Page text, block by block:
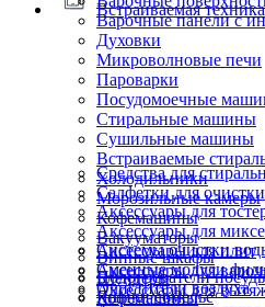
Встраиваемая техника
Варочные панели с
Духовки
Микроволновые печи
Пароварки
Посудомоечные
Стиральные машины
Сушильные машины
Встраиваемые
Холодильники
Морозильные камеры
Кофемашины
Вакууматоры
Винные шкафы
Подогреватели
Ящики сомелье
Блендеры
Кофемашины
Очистители воздуха
Системы очистки
Сменные модули
Аксессуары для
Аксессуары для
Аксессуары для плит
Аксессуары для
Аксессуары для
Средства для
Салфетки для очистки